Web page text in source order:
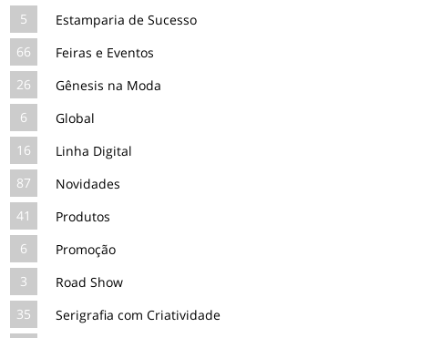
5
Estamparia de Sucesso
66
Feiras e Eventos
26
Gênesis na Moda
6
Global
16
Linha Digital
87
Novidades
41
Produtos
6
Promoção
3
Road Show
35
Serigrafia com Criatividade